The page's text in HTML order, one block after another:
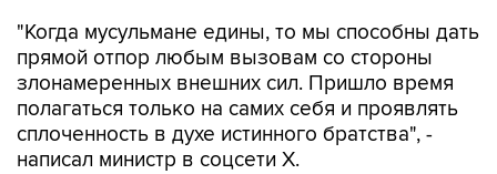
"Когда мусульмане едины, то мы способны дать
прямой отпор любым вызовам со стороны
злонамеренных внешних сил. Пришло время
полагаться только на самих себя и проявлять
сплоченность в духе истинного братства", -
написал министр в соцсети Х.